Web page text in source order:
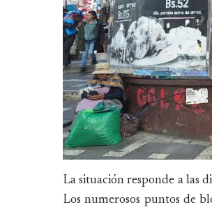
La situación responde a las
Los numerosos puntos de